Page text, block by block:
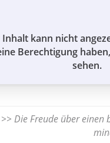
Inhalt kann nicht
Berechtigung
sehen.
>> Die Freude über einen